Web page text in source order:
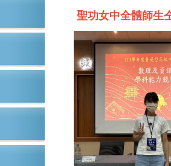
聖功女中全體師生